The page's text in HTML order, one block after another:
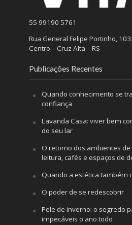
55 99190 5761
Rua General Felipe Portinho,
Centro – Cruz Alta – RS
Publicações Recentes
Quando conhecimento se
confiança
Lavanda Casa: viver bem
do seu lar
O retorno dos ambientes
leitura, cafés e espaços de
Quando a estética também
O poder de se redescobrir
Pele de inverno: o segredo
impecáveis o ano todo